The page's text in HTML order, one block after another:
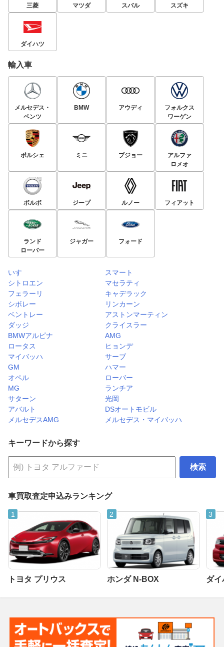
三菱 マツダ スバル スズキ
ダイハツ
輸入車
メルセデス・
ベンツ
BMW アウディ
フォルクス
ワーゲン
ポルシェ ミニ プジョー
アルファ
ロメオ
ボルボ ジープ ルノー フィアット
ランド
ローバー
ジャガー フォード
いすゞ
スマート
シトロエン
マセラティ
フェラーリ
キャデラック
シボレー
リンカーン
ベントレー
アストンマーティン
ダッジ
クライスラー
BMWアルピナ
AMG
ロータス
ヒョンデ
マイバッハ
サーブ
GM
ハマー
オペル
ローバー
MG
ランチア
サターン
光岡
アバルト
DSオートモビル
メルセデスAMG
メルセデス・マイバッハ
キーワードから探す
検索
車買取査定申込みランキング
トヨタ プリウス ホンダ N-BOX ダイ